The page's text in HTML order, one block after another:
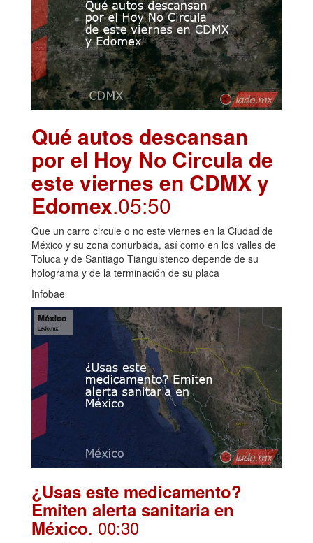
Qué autos descansan
por el Hoy No Circula de
este viernes en CDMX y
Edomex.05:50
Que un carro circule o no este viernes en la Ciudad de
México y su zona conurbada, así como en los valles de
Toluca y de Santiago Tianguistenco depende de su
holograma y de la terminación de su placa
Infobae
¿Usas este medicamento?
Emiten alerta sanitaria en
México. 00:30